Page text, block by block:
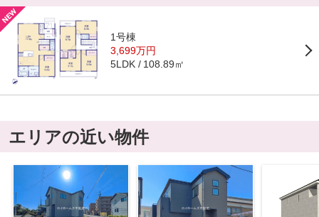
1号棟
3,699万円
5LDK 108.89㎡
エリアの近い物件